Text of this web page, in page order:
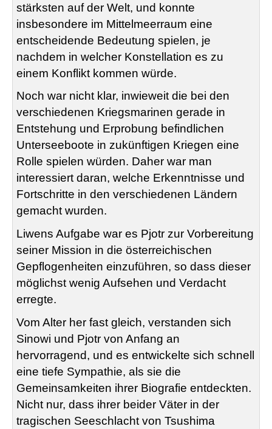
stärksten auf der Welt, und konnte
insbesondere im Mittelmeerraum eine
entscheidende Bedeutung spielen, je
nachdem in welcher Konstellation es zu
einem Konflikt kommen würde.
Noch war nicht klar, inwieweit die bei den
verschiedenen Kriegsmarinen gerade in
Entstehung und Erprobung befindlichen
Unterseeboote in zukünftigen Kriegen eine
Rolle spielen würden. Daher war man
interessiert daran, welche Erkenntnisse und
Fortschritte in den verschiedenen Ländern
gemacht wurden.
Liwens Aufgabe war es Pjotr zur Vorbereitung
seiner Mission in die österreichischen
Gepflogenheiten einzuführen, so dass dieser
möglichst wenig Aufsehen und Verdacht
erregte.
Vom Alter her fast gleich, verstanden sich
Sinowi und Pjotr von Anfang an
hervorragend, und es entwickelte sich schnell
eine tiefe Sympathie, als sie die
Gemeinsamkeiten ihrer Biografie entdeckten.
Nicht nur, dass ihrer beider Väter in der
tragischen Seeschlacht von Tsushima